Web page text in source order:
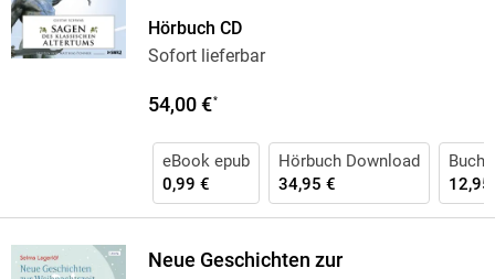
Hörbuch CD
Sofort lieferbar
54,00 €*
eBook epub
0,99 €
Hörbuch Download
34,95 €
Buch
12,95
Neue Geschichten zur